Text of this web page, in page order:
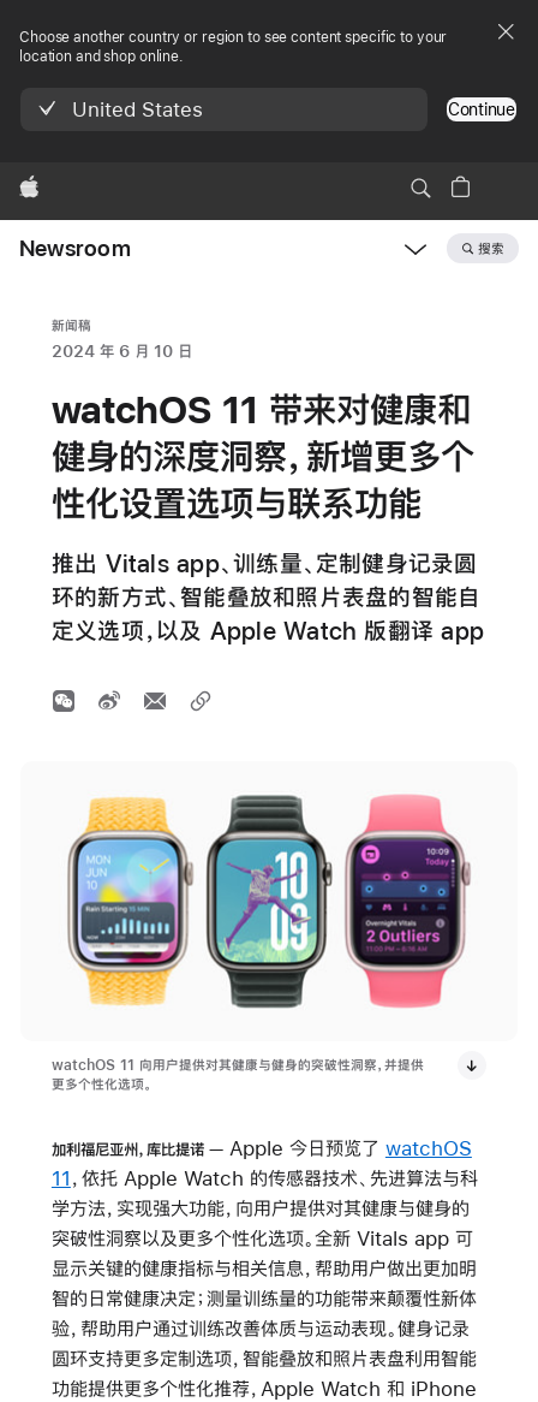
Choose another country or region to see content specific to your
location and shop online.
United States Continue
Apple
Newsroom 搜索
新闻稿
2024 年 6 月 10 日
watchOS 11 带来对健康和
健身的深度洞察，新增更多个
性化设置选项与联系功能
推出 Vitals app、训练量、定制健身记录圆
环的新方式、智能叠放和照片表盘的智能自
定义选项，以及 Apple Watch 版翻译 app
watchOS 11 向用户提供对其健康与健身的突破性洞察，并提供
更多个性化选项。
加利福尼亚州，库比提诺 Apple 今日预览了 watchOS
11 ，依托 Apple Watch 的传感器技术、先进算法与科
学方法，实现强大功能，向用户提供对其健康与健身的
突破性洞察以及更多个性化选项。全新 Vitals app 可
显示关键的健康指标与相关信息，帮助用户做出更加明
智的日常健康决定；测量训练量的功能带来颠覆性新体
验，帮助用户通过训练改善体质与运动表现。健身记录
圆环支持更多定制选项，智能叠放和照片表盘利用智能
功能提供更多个性化推荐，Apple Watch 和 iPhone